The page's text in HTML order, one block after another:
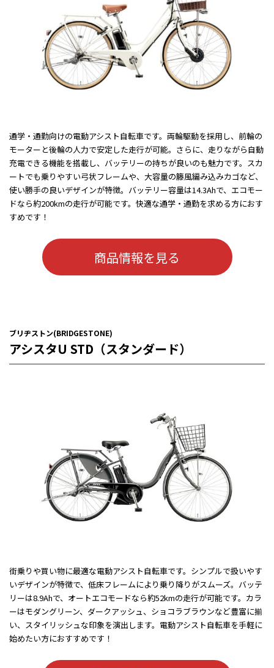
通学・通勤向けの電動アシスト自転車です。両輪駆動を採用し、前輪の
モーターと後輪の人力で安定した走行が可能。さらに、走りながら自動
充電できる機能を搭載し、バッテリーの持ちが良いのも魅力です。スカ
ートでも乗りやすい弓状フレームや、大容量の籐風編み込みカゴなど、
使い勝手の良いデザインが特徴。バッテリー容量は14.3Ahで、エコモー
ドなら約200kmの走行が可能です。快適な通学・通勤を求める方におす
すめです！
商品情報を見る
ブリヂストン(BRIDGESTONE)
アシスタU STD（スタンダード）
街乗りや買い物に最適な電動アシスト自転車です。シンプルで扱いやす
いデザインが特徴で、低床フレームにより乗り降りがスムーズ。バッテ
リーは8.9Ahで、オートエコモードなら約52kmの走行が可能です。カラ
ーはモダングリーン、ダークアッシュ、ショコラブラウンなど豊富に揃
い、スタイリッシュな印象を演出します。電動アシスト自転車を手軽に
始めたい方におすすめです！